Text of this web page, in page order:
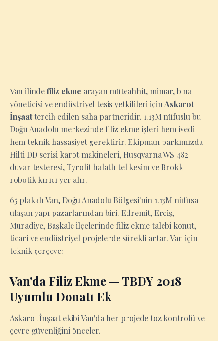
Van ilindefiliz ekme arayan müteahhit, mimar, bina
yöneticisi ve endüstriyel tesis yetkilileri için Askarot
İnşaattercih edilen saha partneridir. 1.13M nüfuslu bu
Doğu Anadolu merkezinde filiz ekme işleri hem ivedi
hem teknik hassasiyet gerektirir. Ekipman parkımızda
Hilti DD serisi karot makineleri, Husqvarna WS 482
duvar testeresi, Tyrolit halatlı tel kesim ve Brokk
robotik kırıcı yer alır.
65 plakalı Van, Doğu Anadolu Bölgesi'nin 1.13M nüfusa
ulaşan yapı pazarlarından biri. Edremit, Erciş,
Muradiye, Başkale ilçelerinde filiz ekme talebi konut,
ticari ve endüstriyel projelerde sürekli artar. Van için
teknik çerçeve:
Van'da Filiz Ekme — TBDY 2018
Uyumlu Donatı Ek
Askarot İnşaat ekibi Van'da her projede toz kontrolü ve
çevre güvenliğini önceler.